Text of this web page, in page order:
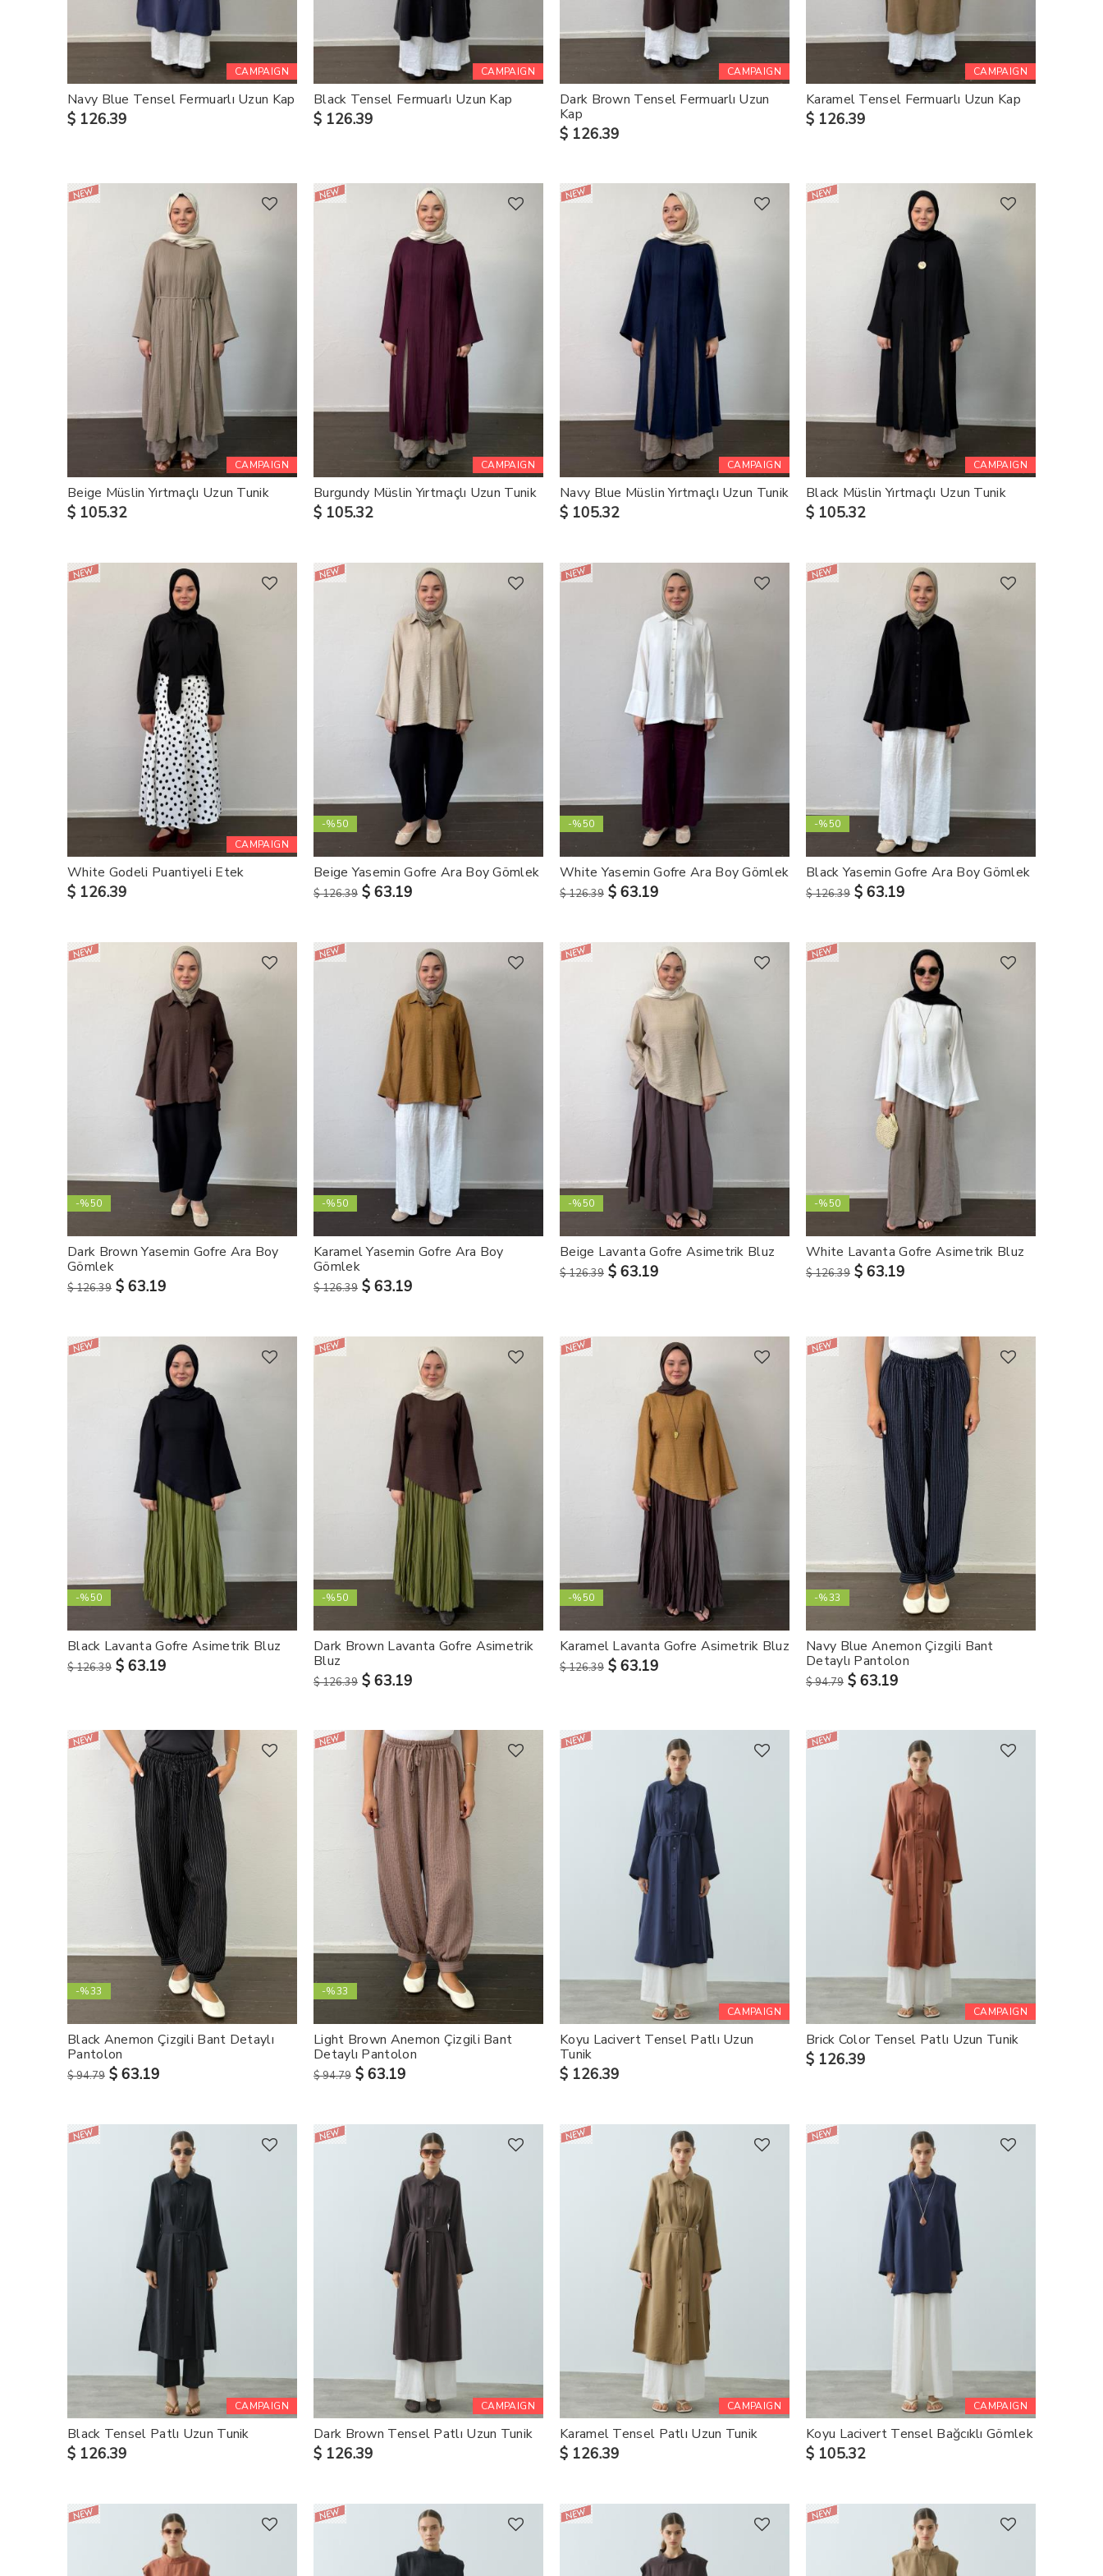
CAMPAIGN
Navy Blue Tensel Fermuarlı Uzun Kap
$ 126.39
CAMPAIGN
Black Tensel Fermuarlı Uzun Kap
$ 126.39
CAMPAIGN
Dark Brown Tensel Fermuarlı Uzun
Kap
$ 126.39
CAMPAIGN
Karamel Tensel Fermuarlı Uzun Kap
$ 126.39
CAMPAIGN
Beige Müslin Yırtmaçlı Uzun Tunik
$ 105.32
CAMPAIGN
Burgundy Müslin Yırtmaçlı Uzun Tunik
$ 105.32
CAMPAIGN
Navy Blue Müslin Yırtmaçlı Uzun Tunik
$ 105.32
CAMPAIGN
Black Müslin Yırtmaçlı Uzun Tunik
$ 105.32
CAMPAIGN
White Godeli Puantiyeli Etek
$ 126.39
-%50
Beige Yasemin Gofre Ara Boy Gömlek
$ 126.39 $ 63.19
-%50
White Yasemin Gofre Ara Boy Gömlek
$ 126.39 $ 63.19
-%50
Black Yasemin Gofre Ara Boy Gömlek
$ 126.39 $ 63.19
-%50
Dark Brown Yasemin Gofre Ara Boy
Gömlek
$ 126.39 $ 63.19
-%50
Karamel Yasemin Gofre Ara Boy
Gömlek
$ 126.39 $ 63.19
-%50
Beige Lavanta Gofre Asimetrik Bluz
$ 126.39 $ 63.19
-%50
White Lavanta Gofre Asimetrik Bluz
$ 126.39 $ 63.19
-%50
Black Lavanta Gofre Asimetrik Bluz
$ 126.39 $ 63.19
-%50
Dark Brown Lavanta Gofre Asimetrik
Bluz
$ 126.39 $ 63.19
-%50
Karamel Lavanta Gofre Asimetrik Bluz
$ 126.39 $ 63.19
-%33
Navy Blue Anemon Çizgili Bant
Detaylı Pantolon
$ 94.79 $ 63.19
-%33
Black Anemon Çizgili Bant Detaylı
Pantolon
$ 94.79 $ 63.19
-%33
Light Brown Anemon Çizgili Bant
Detaylı Pantolon
$ 94.79 $ 63.19
CAMPAIGN
Koyu Lacivert Tensel Patlı Uzun
Tunik
$ 126.39
CAMPAIGN
Brick Color Tensel Patlı Uzun Tunik
$ 126.39
CAMPAIGN
Black Tensel Patlı Uzun Tunik
$ 126.39
CAMPAIGN
Dark Brown Tensel Patlı Uzun Tunik
$ 126.39
CAMPAIGN
Karamel Tensel Patlı Uzun Tunik
$ 126.39
CAMPAIGN
Koyu Lacivert Tensel Bağcıklı Gömlek
$ 105.32